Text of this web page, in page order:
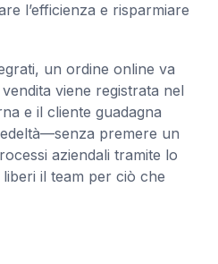
l’efficienza e risparmiare
un ordine online va
viene registrata nel
e il cliente guadagna
premere un
aziendali tramite lo
liberi il team per ciò che